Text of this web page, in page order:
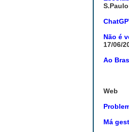
Não é
17/06/
Ao
Web
Má